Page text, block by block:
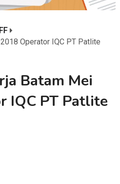
Operator IQC PT Patlite
Batam Mei
IQC PT Patlite